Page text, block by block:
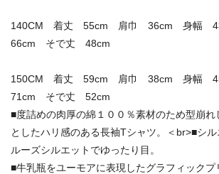
140CM 着丈 55cm 肩巾 36cm 身幅
66cm そで丈 48cm
150CM 着丈 59cm 肩巾 38cm 身幅
71cm そで丈 52cm
■度詰めの肉厚の綿１００％素材のため型崩れ
としたハリ感のある長袖Tシャツ。＜br>■シ
ルーズシルエットでゆったり目。
■牛乳瓶をユーモアに表現したグラフィックプ